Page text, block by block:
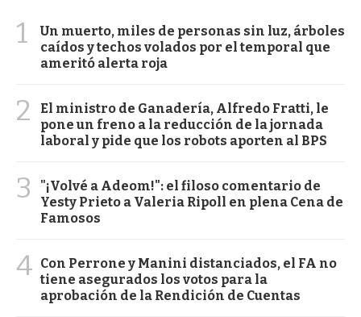
1
Un muerto, miles de personas sin luz, árboles
caídos y techos volados por el temporal que
ameritó alerta roja
2
El ministro de Ganadería, Alfredo Fratti, le
pone un freno a la reducción de la jornada
laboral y pide que los robots aporten al BPS
3
"¡Volvé a Adeom!": el filoso comentario de
Yesty Prieto a Valeria Ripoll en plena Cena de
Famosos
4 Con Perrone y Manini distanciados, el FA no
tiene asegurados los votos para la
aprobación de la Rendición de Cuentas